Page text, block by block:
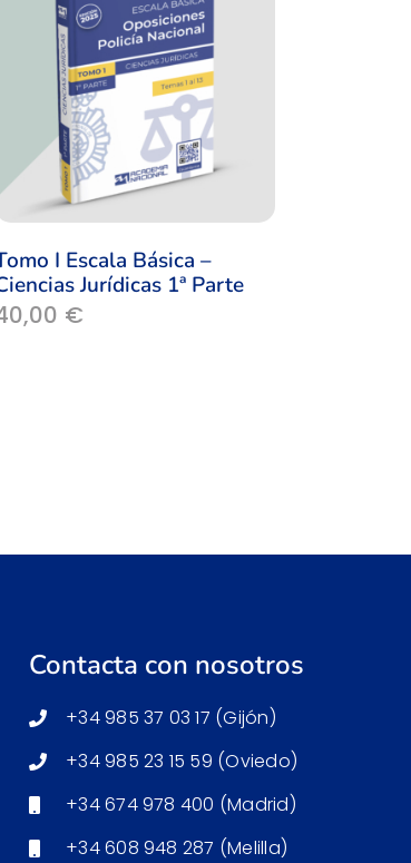
I Escala Básica –
Jurídicas 1ª Parte
€
Contacta con nosotros
+34 985 37 03 17 (Gijón)
+34 985 23 15 59 (Oviedo)
+34 674 978 400 (Madrid)
+34 608 948 287 (Melilla)